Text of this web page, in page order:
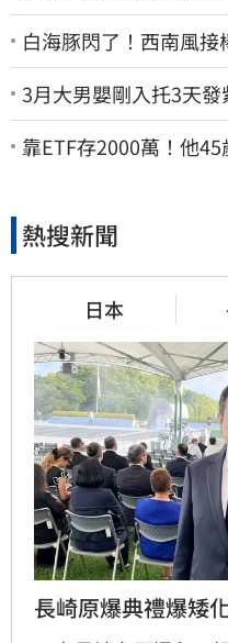
白海豚閃了！西南風
3月大男嬰剛入托3天
回9字
靠ETF存2000萬！他
熱搜新聞
日本
長崎原爆典禮爆矮